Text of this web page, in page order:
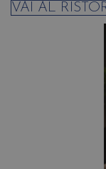
VAI AL